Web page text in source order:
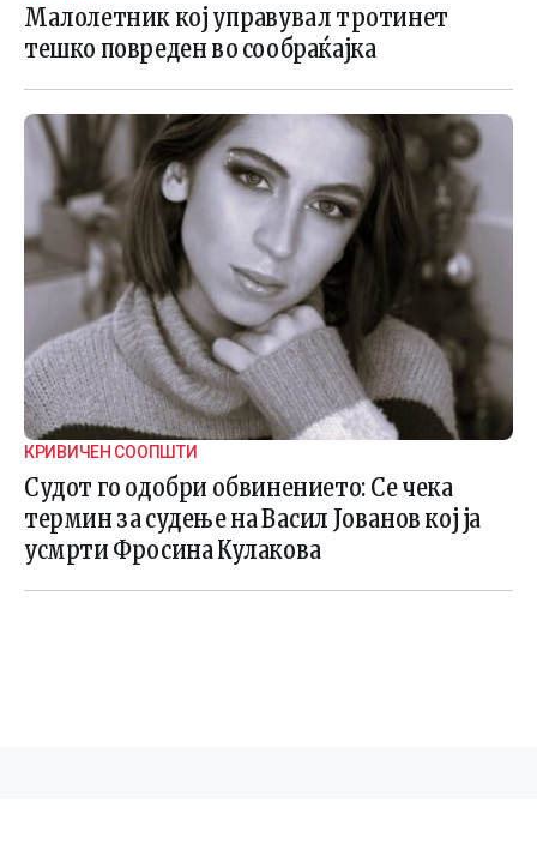
Малолетник кој управувал тротинет
тешко повреден во сообраќајка
КРИВИЧЕН СООПШТИ
Судот го одобри обвинението: Се чека
термин за судење на Васил Јованов кој ја
усмрти Фросина Кулакова